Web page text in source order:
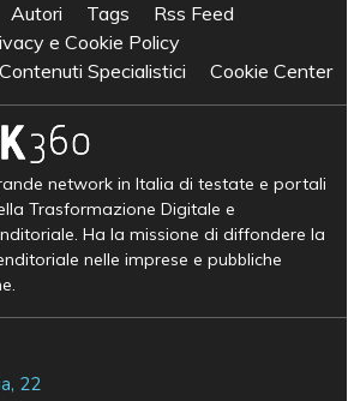
Autori Tags
Rss Feed
e Cookie Policy
Specialistici
Cookie Center
network in Italia di testate e portali
Trasformazione Digitale e
Ha la missione di diffondere la
nelle imprese e pubbliche
22